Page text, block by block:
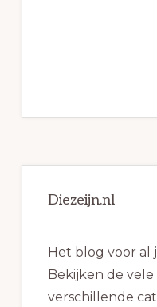
Sidebar
Diezeijn.nl
Het blog voor al
Bekijken de
verschillende